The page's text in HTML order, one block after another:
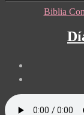
Biblia